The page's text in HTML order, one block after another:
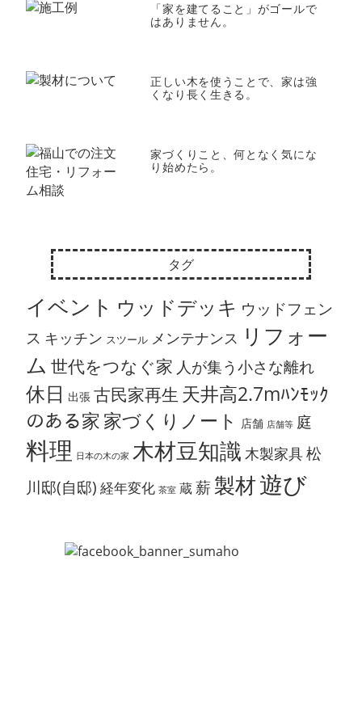
「家を建てること」がゴールで
はありません。
正しい木を使うことで、家は強
くなり長く生きる。
家づくりこと、何となく気にな
り始めたら。
タグ
イベント ウッドデッキ ウッドフェン
ス キッチン スツール メンテナンス リフォー
ム 世代をつなぐ家 人が集う小さな離れ
休日 出張 古民家再生 天井高2.7mﾊﾝﾓｯｸ
のある家 家づくりノート 店舗 店舗等 庭
料理 日本の木の家 木材豆知識 木製家具松
川邸(自邸) 経年変化 茶室 蔵 薪 製材遊び